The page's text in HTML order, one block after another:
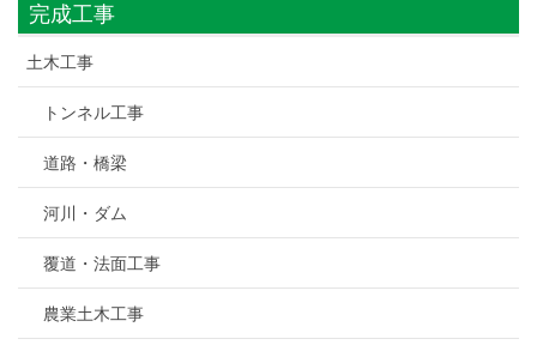
完成工事
土木工事
トンネル工事
道路・橋梁
河川・ダム
覆道・法面工事
農業土木工事